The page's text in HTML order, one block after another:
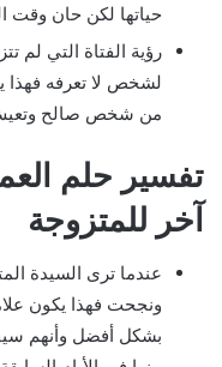
حياتها لكن حان وقت
رؤية الفتاة التي لم
لشخص لا تعرفه فهذا
من شخص صالح وتعيش
تفسير حلم
آخر للمتزوجة
عندما ترى السيدة
ونجحت فهذا يكون
بشكل أفضل وأنهم